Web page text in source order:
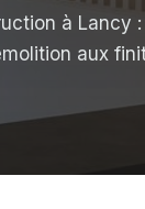
à Lancy
aux